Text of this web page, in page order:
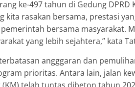
ke-497 tahun di Gedung DPRD
kita rasakan bersama, prestasi
bersama masyarakat.
yang lebih sejahtera,” kata
angggaran dan
prioritas. Antara lain, jalan